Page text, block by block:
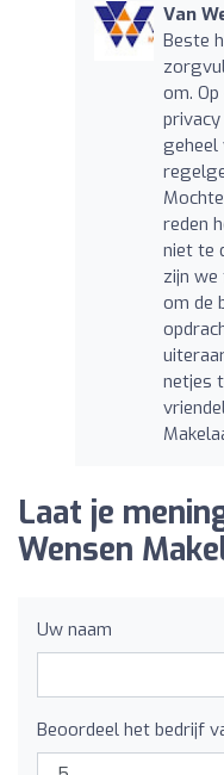
Van
Beste
om.
geheel
reden
niet te
zijn we
om de
netjes
Laat je
Wensen
Uw naam
Beoordeel het bedrijf